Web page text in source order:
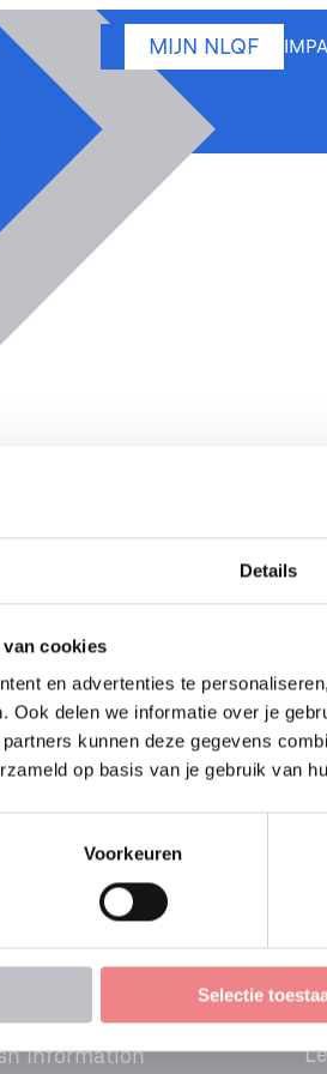
Details
cookies
en advertenties te
Ook delen we informatie over je
kunnen deze gegevens
op basis van je gebruik van
Voorkeuren
Selectie
MIJN NLQF
(Niveau 3)
Gebouwde
Information